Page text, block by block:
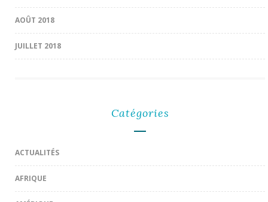
AOÛT 2018
JUILLET 2018
Catégories
ACTUALITÉS
AFRIQUE